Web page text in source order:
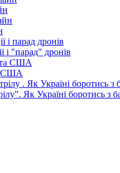
і "парад" дронів
США
Як Україні боротись з